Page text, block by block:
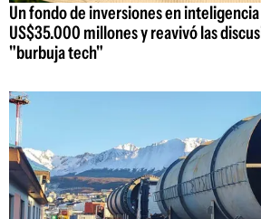
Un fondo de inversiones en
US$35.000 millones y reavivó las
"burbuja tech"